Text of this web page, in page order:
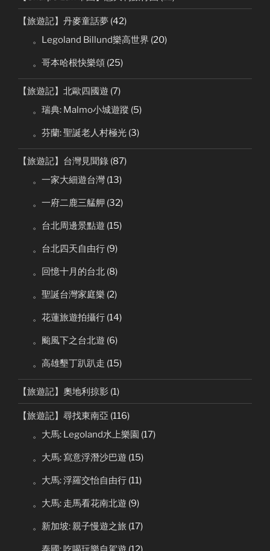
【旅遊記】丹麥童話夢 (42)
。Legoland Billund樂高世界 (20)
。哥本哈根快樂頌 (25)
【旅遊記】北歐四國遊 (7)
。瑞典: Malmo小城遊蹤 (5)
。芬蘭: 聖誕老人村極光 (3)
【旅遊記】台灣見聞錄 (87)
。一家大細遊台灣 (13)
。一府二鹿三艋舺 (32)
。台北周邊景點遊 (15)
。台北四天自由行 (9)
。回憶十月的台北 (8)
。聖誕台灣家庭樂 (2)
。花蓮旅遊拍攝行 (14)
。颱風下之台北遊 (6)
。高雄墾丁趴趴走 (15)
【旅遊記】奧地利掠影 (1)
【旅遊記】尋找東南亞 (116)
。大馬: Legoland水上樂園 (17)
。大馬: 寫意浮潛沙巴遊 (15)
。大馬: 浮羅交怡自由行 (11)
。大馬: 走馬看花南北遊 (9)
。新加坡: 親子慢遊之旅 (17)